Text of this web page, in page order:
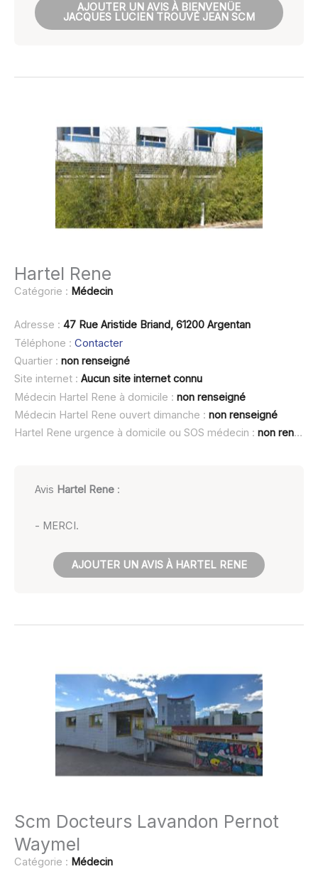
AJOUTER UN AVIS À BIENVENÜE
JACQUES LUCIEN TROUVÉ JEAN SCM
Hartel Rene
Catégorie : Médecin
Adresse : 47 Rue Aristide Briand, 61200 Argentan
Téléphone : Contacter
Quartier : non renseigné
Site internet : Aucun site internet connu
Médecin Hartel Rene à domicile : non renseigné
Médecin Hartel Rene ouvert dimanche : non renseigné
Hartel Rene urgence à domicile ou SOS médecin : non renseigné
Avis Hartel Rene :
- MERCI.
AJOUTER UN AVIS À HARTEL RENE
Scm Docteurs Lavandon Pernot
Waymel
Catégorie : Médecin